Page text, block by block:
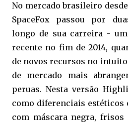
No mercado brasileiro
SpaceFox passou por
longo de sua carreira -
recente no fim de 2014,
de novos recursos no
de mercado mais
peruas. Nesta versão
como diferenciais estéticos
com máscara negra, frisos